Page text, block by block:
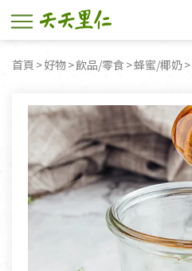
首頁 好物 飲品/零食 蜂蜜/椰奶